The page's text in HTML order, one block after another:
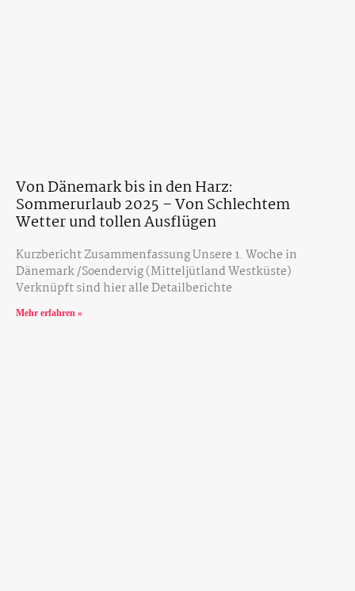
Von Dänemark bis in den Harz:
Sommerurlaub 2025 – Von Schlechtem
Wetter und tollen Ausflügen
Kurzbericht Zusammenfassung Unsere 1. Woche in
Dänemark /Soendervig (Mitteljütland Westküste)
Verknüpft sind hier alle Detailberichte
Mehr erfahren »